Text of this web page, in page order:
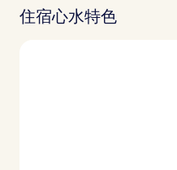
住宿心水特色